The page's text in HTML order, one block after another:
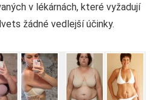
v lékárnách, které vyžadují
žádné vedlejší účinky.